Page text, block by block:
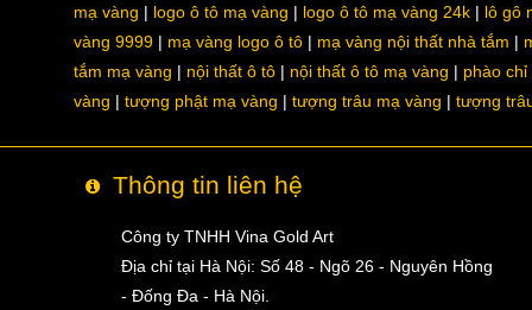
mạ vàng
logo ô tô mạ vàng logo ô tô mạ vàng 24k
lô gô
vàng 9999
mạ vàng logo ô tô mạ vàng nội thất nhà tắm
tắm mạ vàng
nội thất ô tô nội thất ô tô mạ vàng
phào chỉ
vàng
tượng phật mạ vàng tượng trâu mạ vàng tượng
Thông tin liên hệ
Công ty TNHH Vina Gold Art
Địa chỉ tại Hà Nội: Số 48 - Ngõ 26 - Nguyên Hồng
- Đống Đa - Hà Nội.